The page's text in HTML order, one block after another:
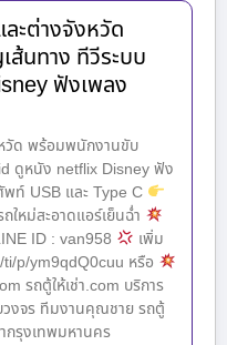
ะต่างจังหวัด
นทาง ทีวีระบบ
ฟังเพลง
หวัด พร้อมพนักงานขับ
ดูหนัง netflix Disney ฟัง
พท์ USB และ Type C
ถใหม่สะอาดแอร์เย็นฉ่ำ
ID : van958
เพิ่ม
p/ym9qdQ0cuu หรือ
รถตู้ให้เช่า.com บริการ
วงจร ทีมงานคุณชาย รถตู้
กรุงเทพมหานคร